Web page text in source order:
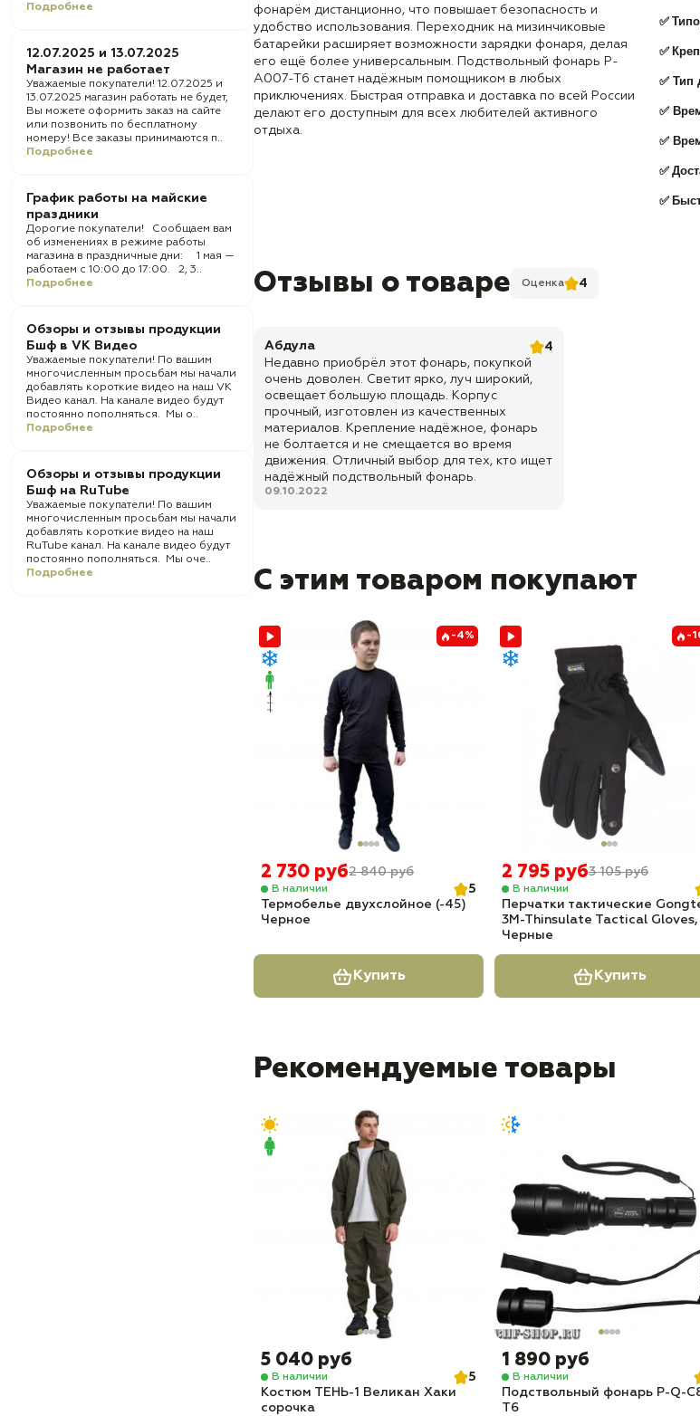
Подробнее
12.07.2025 и 13.07.2025
Магазин не работает
Уважаемые покупатели! 12.07.2025 и
13.07.2025 магазин работать не будет,
Вы можете оформить заказ на сайте
или позвонить по бесплатному
номеру! Все заказы принимаются п..
Подробнее
График работы на майские
праздники
Дорогие покупатели! Сообщаем вам
об изменениях в режиме работы
магазина в праздничные дни: 1 мая —
работаем с 10:00 до 17:00. 2, 3..
Подробнее
Обзоры и отзывы продукции
Бшф в VK Видео
Уважаемые покупатели! По вашим
многочисленным просьбам мы начали
добавлять короткие видео на наш VK
Видео канал. На канале видео будут
постоянно пополняться. Мы о..
Подробнее
Обзоры и отзывы продукции
Бшф на RuTube
Уважаемые покупатели! По вашим
многочисленным просьбам мы начали
добавлять короткие видео на наш
RuTube канал. На канале видео будут
постоянно пополняться. Мы оче..
Подробнее
фонарём дистанционно, что повышает безопасность и
удобство использования. Переходник на мизинчиковые
батарейки расширяет возможности зарядки фонаря, делая
его ещё более универсальным. Подствольный фонарь P-
A007-T6 станет надёжным помощником в любых
приключениях. Быстрая отправка и доставка по всей России
делают его доступным для всех любителей активного
отдыха.
✅
✅
✅ Тип
✅
✅
✅
✅
Отзывы о товаре Оценка 4
Абдула
4
Недавно приобрёл этот фонарь, покупкой
очень доволен. Светит ярко, луч широкий,
освещает большую площадь. Корпус
прочный, изготовлен из качественных
материалов. Крепление надёжное, фонарь
не болтается и не смещается во время
движения. Отличный выбор для тех, кто ищет
надёжный подствольный фонарь.
09.10.2022
С этим товаром покупают
-4%
2 730 руб2 840 руб
В наличии
5
Термобелье двухслойное (-45)
Черное
Купить
-
2 795 руб3 105 руб
В наличии
Перчатки тактические
3M-Thinsulate Tactical Gloves,
Черные
Купить
Рекомендуемые товары
5 040 руб
В наличии
5
Костюм ТЕНЬ-1 Великан Хаки
сорочка
1 890 руб
В наличии
Подствольный фонарь P-Q-
T6